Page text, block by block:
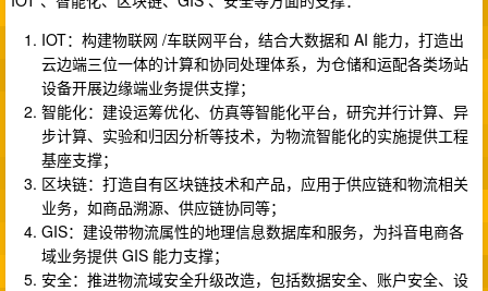
IOT：构建物联网 /车联网平台，结合大数据和 AI 能力，打造出
云边端三位一体的计算和协同处理体系，为仓储和运配各类场站
设备开展边缘端业务提供支撑；
智能化：建设运筹优化、仿真等智能化平台，研究并行计算、异
步计算、实验和归因分析等技术，为物流智能化的实施提供工程
基座支撑；
区块链：打造自有区块链技术和产品，应用于供应链和物流相关
业务，如商品溯源、供应链协同等；
GIS：建设带物流属性的地理信息数据库和服务，为抖音电商各
域业务提供 GIS 能力支撑；
安全：推进物流域安全升级改造，包括数据安全、账户安全、设